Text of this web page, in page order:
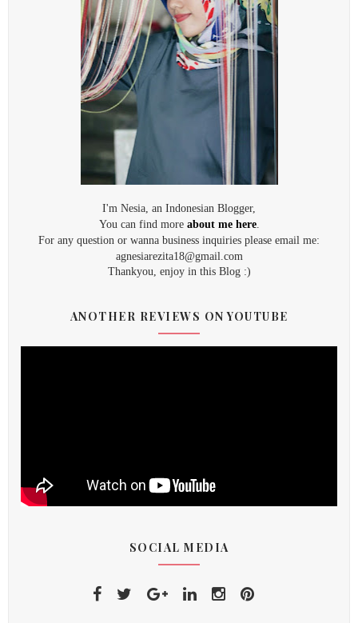
I'm Nesia, an Indonesian Blogger,
You can find more about me here.
For any question or wanna business inquiries please email me:
agnesiarezita18@gmail.com
Thankyou, enjoy in this Blog :)
ANOTHER REVIEWS ON YOUTUBE
SOCIAL MEDIA